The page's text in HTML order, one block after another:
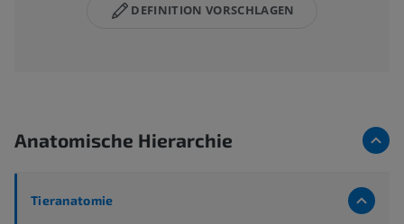
DEFINITION VORSCHLAGEN
Anatomische Hierarchie
Tieranatomie